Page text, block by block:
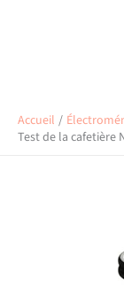
Accueil
Test de la cafetière